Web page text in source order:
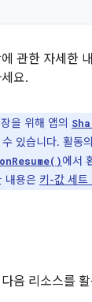
관한 자세한
요.
을 위해 앱의
있습니다. 활동의
onResume()에서
내용은 키-값 세트
음 리소스를